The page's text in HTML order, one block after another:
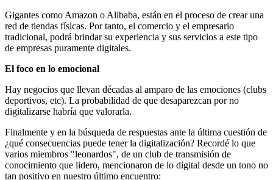
Gigantes como Amazon o Alibaba, están en el proceso de crear una
red de tiendas físicas. Por tanto, el comercio y el empresario
tradicional, podrá brindar su experiencia y sus servicios a este tipo
de empresas puramente digitales.
El foco en lo emocional
Hay negocios que llevan décadas al amparo de las emociones (clubs
deportivos, etc). La probabilidad de que desaparezcan por no
digitalizarse habría que valorarla.
Finalmente y en la búsqueda de respuestas ante la última cuestión de
¿qué consecuencias puede tener la digitalización? Recordé lo que
varios miembros "leonardos", de un club de transmisión de
conocimiento que lidero, mencionaron de lo digital desde un tono no
tan positivo en nuestro último encuentro: